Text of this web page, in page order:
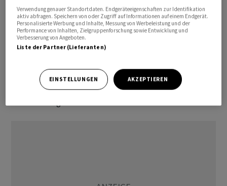
erteilt dem Bundesrat die Möglichkeit, die maximale
Bezugsdauer um sechs Monate zu erhöhen.
Voraussetzung ist unter anderem, dass die
Arbeitsmarktprognosen des Bundes für die folgenden
einer ersten Prüfung des WBF sind derzeit die
Bedingungen für eine Verlängerung der
Verwendung genauer Standortdaten. Endgeräteeigenschaften zur Identifikation
aktiv abfragen. Speichern von oder Zugriff auf Informationen auf einem Endgerät.
Personalisierte Werbung und Inhalte, Messung von Werbeleistung und der
Performance von Inhalten, Zielgruppenforschung sowie Entwicklung und
Verbesserung von Angeboten.
Liste der Partner (Lieferanten)
EINSTELLUNGEN AKZEPTIEREN